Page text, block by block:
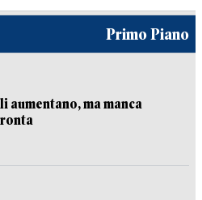
Primo Piano
aumentano, ma manca